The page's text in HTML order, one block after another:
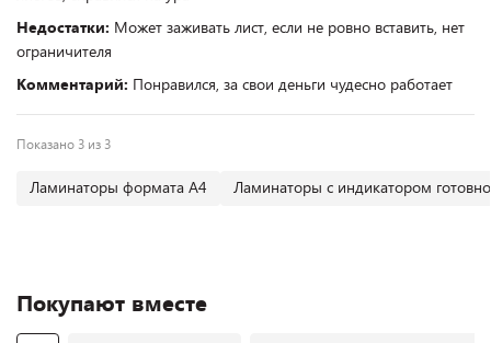
Недостатки: Может заживать лист, если не ровно вставить, нет
ограничителя
Комментарий: Понравился, за свои деньги чудесно работает
Показано 3 из 3
Ламинаторы формата А4 Ламинаторы с индикатором
Покупают вместе